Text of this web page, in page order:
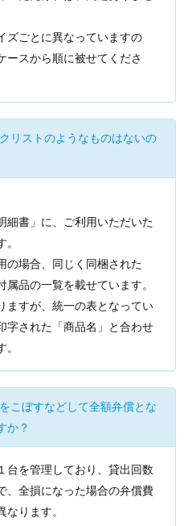
ズごとに異なっていますの
ースから順に被せてくださ
リストのようなものはないの
細書」に、ご利用いただいた
の場合、同じく同梱された
属品の一覧を載せています。
ますが、統一の表となってい
字された「商品名」と合わせ
こぼすなどして全額弁償とな
か？
台を管理しており、貸出回数
、全損になった場合の弁償費
ります。